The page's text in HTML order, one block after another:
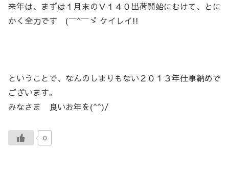
来年は、まずは１月末のＶ１４０出荷開始にむけて、とに
かく全力です (￣^￣ゞ ケイレイ!!
ということで、なんのしまりもない２０１３年仕事納めで
ございます。
みなさま 良いお年を(^^)/
0